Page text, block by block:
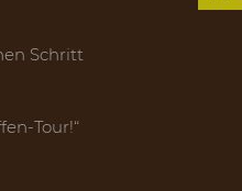
Schritt
Tour!“